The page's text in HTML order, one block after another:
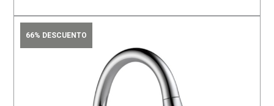
66% DESCUENTO